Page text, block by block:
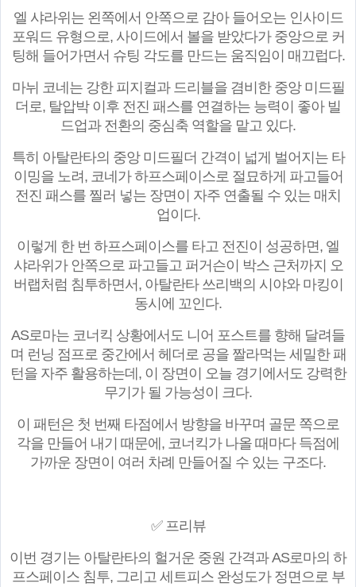
엘 샤라위는 왼쪽에서 안쪽으로 감아 들어오는 인사이드
포워드 유형으로, 사이드에서 볼을 받았다가 중앙으로 커
팅해 들어가면서 슈팅 각도를 만드는 움직임이 매끄럽다.
마뉘 코네는 강한 피지컬과 드리블을 겸비한 중앙 미드필
더로, 탈압박 이후 전진 패스를 연결하는 능력이 좋아 빌
드업과 전환의 중심축 역할을 맡고 있다.
특히 아탈란타의 중앙 미드필더 간격이 넓게 벌어지는 타
이밍을 노려, 코네가 하프스페이스로 절묘하게 파고들어
전진 패스를 찔러 넣는 장면이 자주 연출될 수 있는 매치
업이다.
이렇게 한 번 하프스페이스를 타고 전진이 성공하면, 엘
샤라위가 안쪽으로 파고들고 퍼거슨이 박스 근처까지 오
버랩처럼 침투하면서, 아탈란타 쓰리백의 시야와 마킹이
동시에 꼬인다.
AS로마는 코너킥 상황에서도 니어 포스트를 향해 달려들
며 런닝 점프로 중간에서 헤더로 공을 짤라먹는 세밀한 패
턴을 자주 활용하는데, 이 장면이 오늘 경기에서도 강력한
무기가 될 가능성이 크다.
이 패턴은 첫 번째 타점에서 방향을 바꾸며 골문 쪽으로
각을 만들어 내기 때문에, 코너킥가 나올 때마다 득점에
가까운 장면이 여러 차례 만들어질 수 있는 구조다.
✅ 프리뷰
이번 경기는 아탈란타의 헐거운 중원 간격과 AS로마의 하
프스페이스 침투, 그리고 세트피스 완성도가 정면으로 부